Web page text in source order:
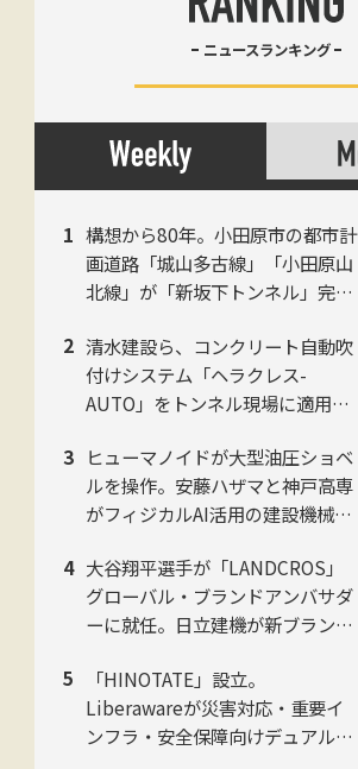
ニュースランキング
構想から80年。小田原市の都市計
画道路「城山多古線」「小田原山
北線」が「新坂下トンネル」完成
清水建設ら、コンクリート自動吹
付けシステム「ヘラクレス-
AUTO」をトンネル現場に適用。
し、均質な自動吹付けを実現
ヒューマノイドが大型油圧ショベ
ルを操作。安藤ハザマと神戸高専
がフィジカルAI活用の建設機械自
大谷翔平選手が「LANDCROS」
グローバル・ブランドアンバサダ
ーに就任。日立建機が新ブランド
「HINOTATE」設立。
Liberawareが災害対応・重要イ
ンフラ・安全保障向けデュアルユ